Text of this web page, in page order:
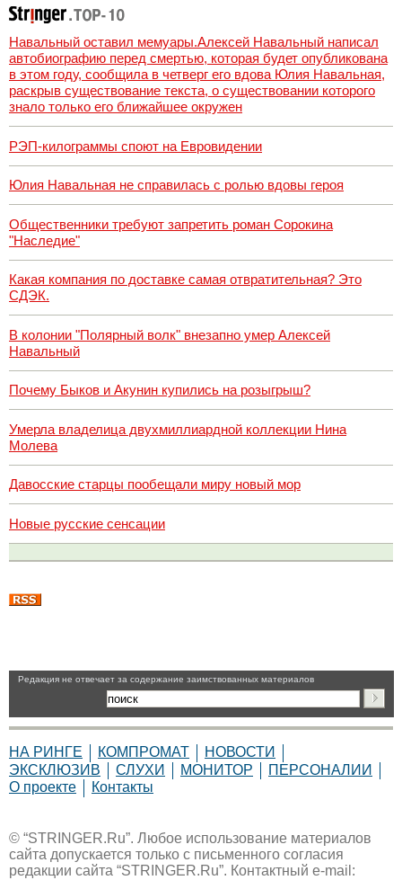
Навальный оставил мемуары.Алексей Навальный написал
автобиографию перед смертью, которая будет опубликована
в этом году, сообщила в четверг его вдова Юлия Навальная,
раскрыв существование текста, о существовании которого
знало только его ближайшее окружен
РЭП-килограммы споют на Евровидении
Юлия Навальная не справилась с ролью вдовы героя
Общественники требуют запретить роман Сорокина
"Наследие"
Какая компания по доставке самая отвратительная? Это
СДЭК.
В колонии "Полярный волк" внезапно умер Алексей
Навальный
Почему Быков и Акунин купились на розыгрыш?
Умерла владелица двухмиллиардной коллекции Нина
Молева
Давосские старцы пообещали миру новый мор
Новые русские сенсации
Pедакция не отвечает за содержание заимствованных материалов
НА РИНГЕ КОМПРОМАТ
НОВОСТИ
ЭКСКЛЮЗИВ
СЛУХИ МОНИТОР
ПЕРСОНАЛИИ
О проекте
Контакты
© “STRINGER.Ru”. Любое использование материалов
сайта допускается только с письменного согласия
редакции сайта “STRINGER.Ru”. Контактный e-mail: